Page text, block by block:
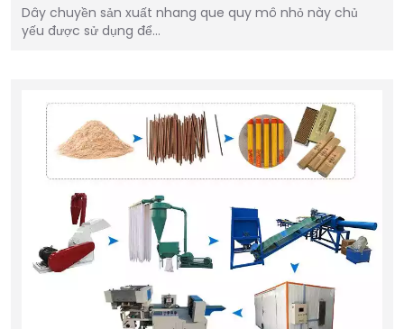
Dây chuyền sản xuất nhang que quy mô nhỏ này chủ
yếu được sử dụng để…